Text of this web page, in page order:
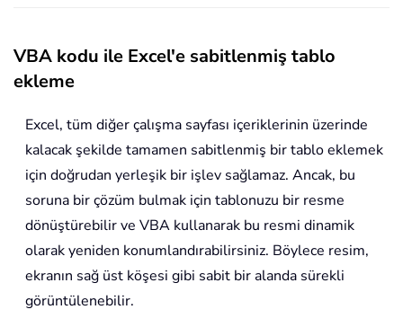
VBA kodu ile Excel'e sabitlenmiş tablo
ekleme
Excel, tüm diğer çalışma sayfası içeriklerinin üzerinde
kalacak şekilde tamamen sabitlenmiş bir tablo eklemek
için doğrudan yerleşik bir işlev sağlamaz. Ancak, bu
soruna bir çözüm bulmak için tablonuzu bir resme
dönüştürebilir ve VBA kullanarak bu resmi dinamik
olarak yeniden konumlandırabilirsiniz. Böylece resim,
ekranın sağ üst köşesi gibi sabit bir alanda sürekli
görüntülenebilir.